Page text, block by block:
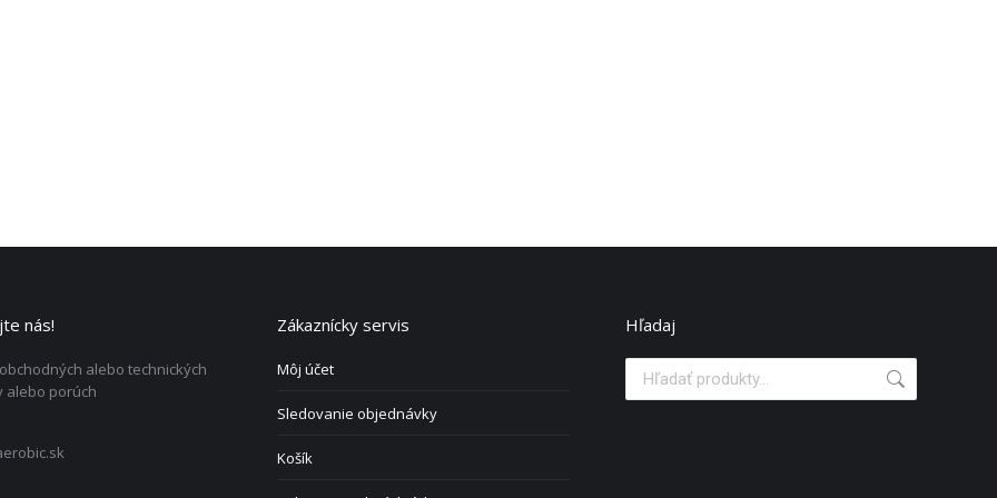
nás!
alebo technických
alebo porúch
Zákaznícky servis
Môj účet
Sledovanie objednávky
Košík
Hľadaj